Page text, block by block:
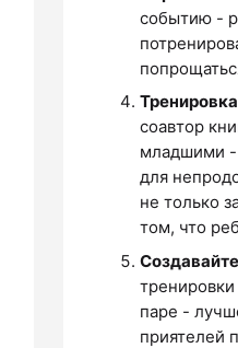
событию -
соавтор
младшими -
для
не только
том, что
паре -
приятелей